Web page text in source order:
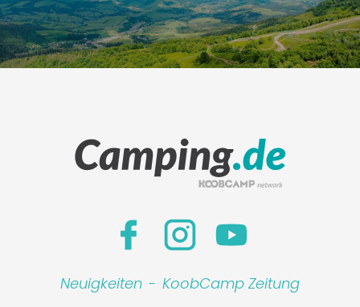
Neuigkeiten - KoobCamp Zeitung